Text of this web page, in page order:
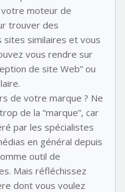
votre moteur de
trouver des
similaires et vous
vous rendre sur
de site Web” ou
de votre marque ? Ne
de la “marque”, car
par les spécialistes
en général depuis
outil de
Mais réfléchissez
dont vous voulez